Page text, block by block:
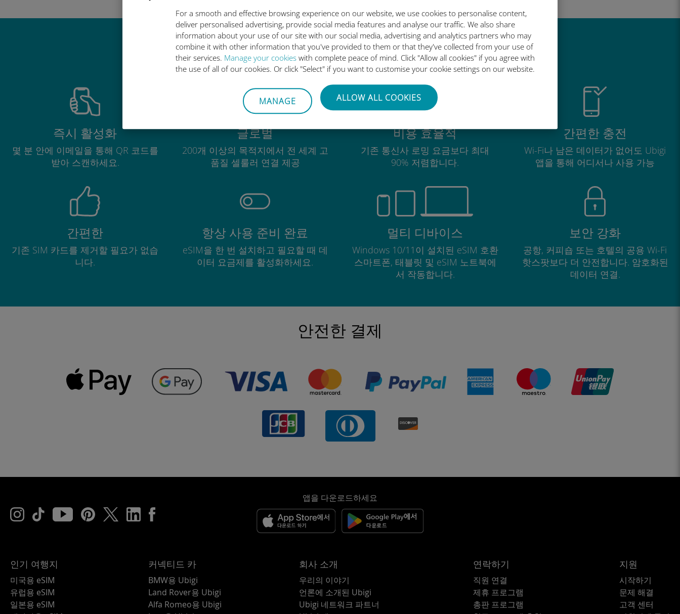
For a smooth and effective browsing experience on our website, we use cookies to personalise content,
deliver personalised advertising, provide social media features and analyse our traffic. We also share
information about your use of our site with our social media, advertising and analytics partners who may
combine it with other information that you've provided to them or that they've collected from your use of
their services. Manage your cookies with complete peace of mind. Click "Allow all cookies" if you agree with
the use of all of our cookies. Or click "Select" if you want to customise your cookie settings on our website.
MANAGE ALLOW ALL COOKIES
유비기 국제 eSIM이 우수한 이유
즉시 활성화
몇 분 안에 이메일을 통해 QR 코드를
받아 스캔하세요.
글로벌
200개 이상의 목적지에서 전 세계 고
품질 셀룰러 연결 제공
비용 효율적
기존 통신사 로밍 요금보다 최대
90% 저렴합니다.
간편한 충전
Wi-Fi나 남은 데이터가 없어도 Ubigi
앱을 통해 어디서나 사용 가능
간편한
기존 SIM 카드를 제거할 필요가 없습
니다.
항상 사용 준비 완료
eSIM을 한 번 설치하고 필요할 때 데
이터 요금제를 활성화하세요.
멀티 디바이스
Windows 10/11이 설치된 eSIM 호환
스마트폰, 태블릿 및 eSIM 노트북에
서 작동합니다.
보안 강화
공항, 커피숍 또는 호텔의 공용 Wi-Fi
핫스팟보다 더 안전합니다. 암호화된
데이터 연결.
안전한 결제
앱을 다운로드하세요
인기 여행지
미국용 eSIM
유럽용 eSIM
일본용 eSIM
커넥티드 카
BMW용 Ubigi
Land Rover용 Ubigi
Alfa Romeo용 Ubigi
회사 소개
우리의 이야기
언론에 소개된 Ubigi
Ubigi 네트워크 파트너
연락하기
직원 연결
제휴 프로그램
총판 프로그램
지원
시작하기
문제 해결
고객 센터